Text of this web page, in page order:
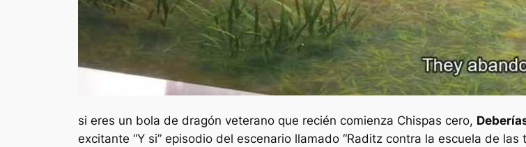
si eres un bola de dragón veterano que recién comienza Chispas cero,
excitante “Y si” episodio del escenario llamado “Raditz contra la escuela de las